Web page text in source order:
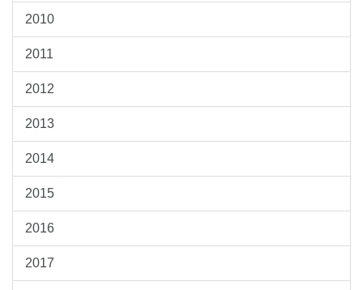
2010
2011
2012
2013
2014
2015
2016
2017